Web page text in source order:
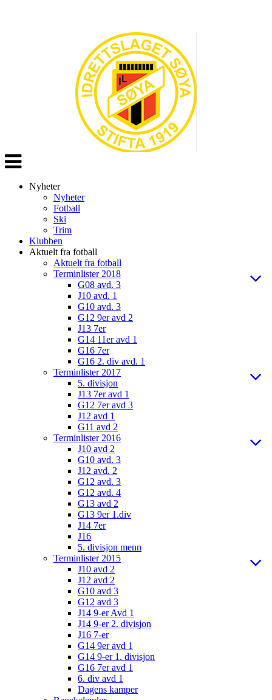
Veksle
navigasjon
Nyheter
Nyheter
Fotball
Ski
Trim
Klubben
Aktuelt fra fotball
Aktuelt fra fotball
Terminlister 2018
G08 avd. 3
J10 avd. 1
G10 avd. 3
G12 9er avd 2
J13 7er
G14 11er avd 1
G16 7er
G16 2. div avd. 1
Terminlister 2017
5. divisjon
J13 7er avd 1
G12 7er avd 3
J12 avd 1
G11 avd 2
Terminlister 2016
J10 avd 2
G10 avd. 3
J12 avd. 2
G12 avd. 3
G12 avd. 4
G13 avd 2
G13 9er 1.div
J14 7er
J16
5. divisjon menn
Terminlister 2015
J10 avd 2
J12 avd 2
G10 avd 3
G12 avd 3
J14 9-er Avd 1
J14 9-er 2. divisjon
J16 7-er
G14 9er avd 1
G14 9-er 1. divisjon
G16 7er avd 1
6. div avd 1
Dagens kamper